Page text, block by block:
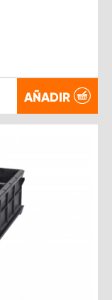
AÑADIR